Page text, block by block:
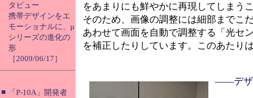
タビュー
携帯デザインをエ
モーショナルに、μ
シリーズの進化の
形
［2009/06/17］
■
「P-10A」開発者
をあまりにも鮮やかに再現してしまう
そのため、画像の調整には細部までこ
あわせて画面を自動で調整する「光セ
を補正したりしています。このあたり
――デザ